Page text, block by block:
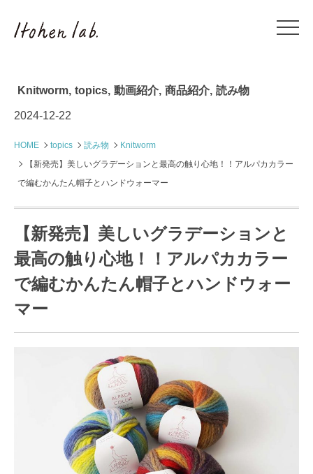
Knitworm, topics, 動画紹介, 商品紹介, 読み物
2024-12-22
HOME topics 読み物
Knitworm
【新発売】美しいグラデーションと最高の触り心地！！アルパカカラー
で編むかんたん帽子とハンドウォーマー
【新発売】美しいグラデーションと
最高の触り心地！！アルパカカラー
で編むかんたん帽子とハンドウォー
マー